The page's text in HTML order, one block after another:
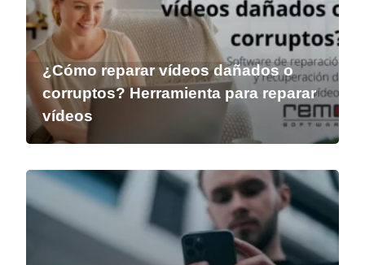
¿Cómo reparar vídeos dañados o
corruptos? Herramienta para reparar
vídeos